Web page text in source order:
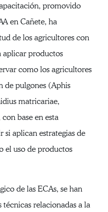
promovido
en Cañete, ha
de los agricultores con
aplicar productos
como los agricultores
de pulgones (Aphis
matricariae,
base en esta
si aplican estrategias de
el uso de productos
de las ECAs, se han
relacionadas a la